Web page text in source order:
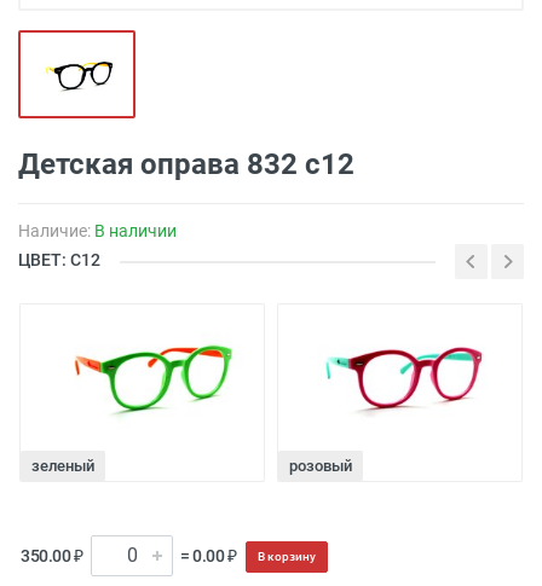
Детская оправа 832 с12
Наличие: В наличии
ЦВЕТ: С12
зеленый розовый
350.00 ₽ = 0.00 ₽ В корзину